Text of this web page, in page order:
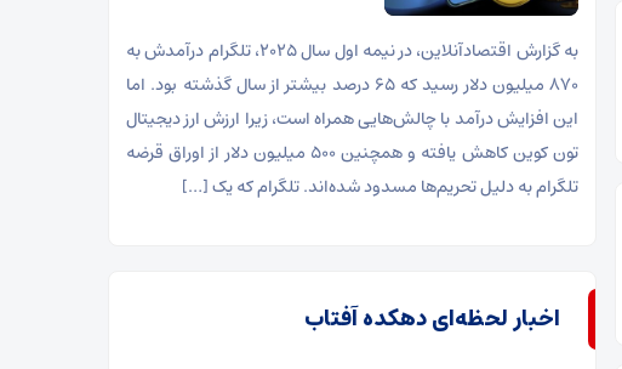
به گزارش اقتصادآنلاین، در نیمه اول سال ۲۰۲۵، تلگرام درآمدش به
۸۷۰ میلیون دلار رسید که ۶۵ درصد بیشتر از سال گذشته بود. اما
این افزایش درآمد با چالش‌هایی همراه است، زیرا ارزش ارز دیجیتال
تون ‌کوین کاهش یافته و همچنین ۵۰۰ میلیون دلار از اوراق قرضه
تلگرام به دلیل تحریم‌ها مسدود شده‌اند. تلگرام که یک […]
اخبار لحظه‌ای دهکده آفتاب